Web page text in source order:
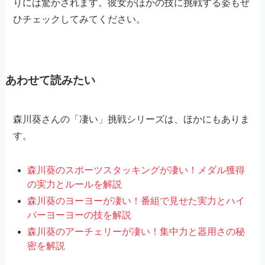
りには驚かされます。彼女がほかの技に挑戦する姿もぜ
ひチェックしてみてください。
あわせて読みたい
森川葵さんの「凄い」挑戦シリーズは、ほかにもありま
す。
森川葵のスポーツスタッキングが凄い！メダル獲得
の実力とルールを解説
森川葵のヨーヨーが凄い！番組で見せた実力とハイ
パーヨーヨーの技を解説
森川葵のアーチェリーが凄い！集中力と器用さの秘
密を解説